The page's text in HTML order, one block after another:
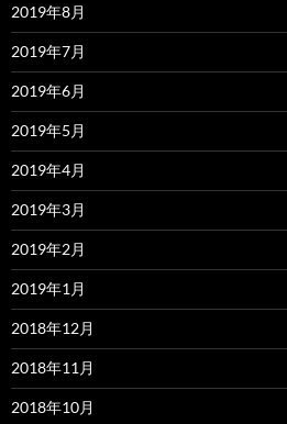
2019年8月
2019年7月
2019年6月
2019年5月
2019年4月
2019年3月
2019年2月
2019年1月
2018年12月
2018年11月
2018年10月